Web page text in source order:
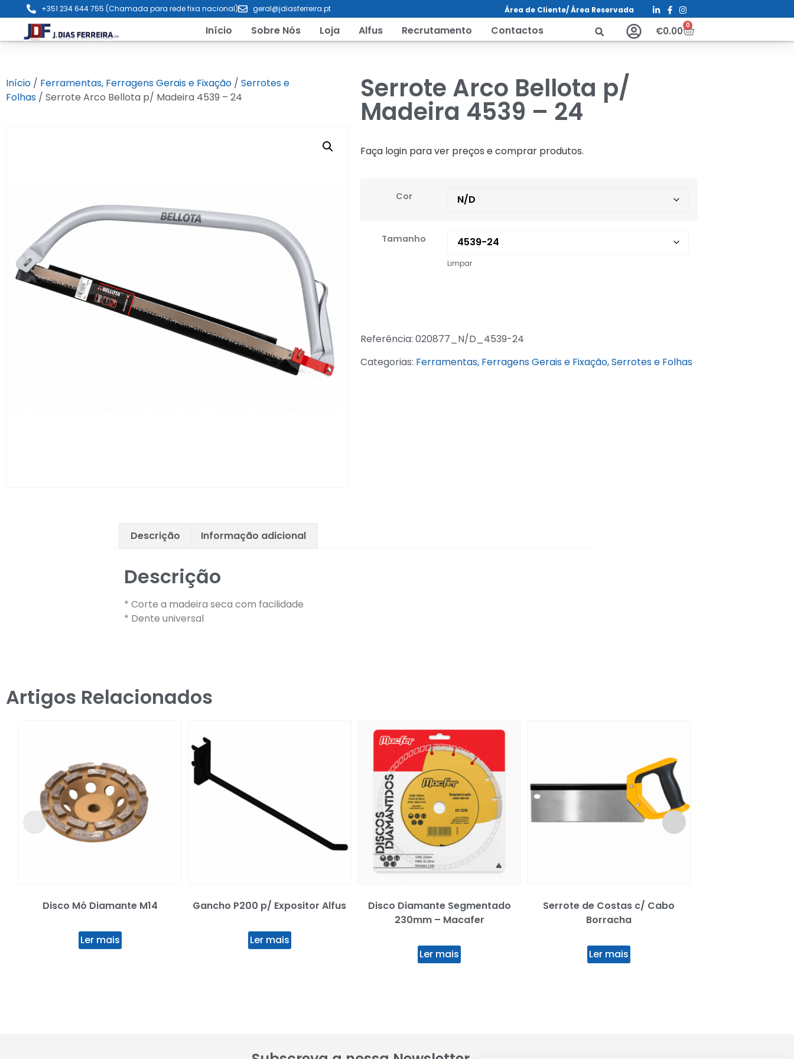
+351 234 644 755 (Chamada para rede fixa nacional) geral@jdiasferreira.pt Área de Cliente/ Área Reservada
Início Sobre Nós Loja Alfus Recrutamento Contactos €0.00 0
Início / Ferramentas, Ferragens Gerais e Fixação / Serrotes e
Folhas / Serrote Arco Bellota p/ Madeira 4539 – 24 Serrote Arco Bellota p/
Madeira 4539 – 24
Faça login para ver preços e comprar produtos.
Cor
Tamanho
Limpar
Referência: 020877_N/D_4539-24
Categorias: Ferramentas, Ferragens Gerais e Fixação,Serrotes e Folhas
Descrição Informação adicional
Descrição
* Corte a madeira seca com facilidade
* Dente universal
Artigos Relacionados
Disco Mó Diamante M14
Ler mais
Gancho P200 p/ Expositor Alfus
Ler mais
Disco Diamante Segmentado
230mm – Macafer
Ler mais
Serrote de Costas c/ Cabo
Borracha
Ler mais